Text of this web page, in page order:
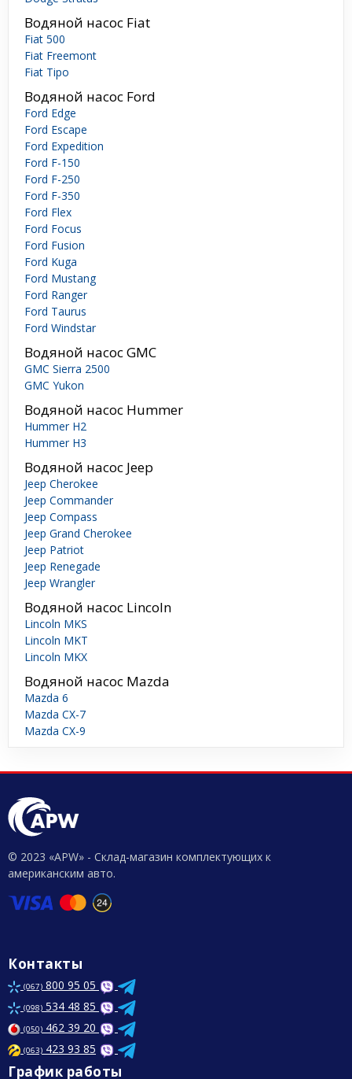
Водяной насос Fiat
Fiat 500
Fiat Freemont
Fiat Tipo
Водяной насос Ford
Ford Edge
Ford Escape
Ford Expedition
Ford F-150
Ford F-250
Ford F-350
Ford Flex
Ford Focus
Ford Fusion
Ford Kuga
Ford Mustang
Ford Ranger
Ford Taurus
Ford Windstar
Водяной насос GMC
GMC Sierra 2500
GMC Yukon
Водяной насос Hummer
Hummer H2
Hummer H3
Водяной насос Jeep
Jeep Cherokee
Jeep Commander
Jeep Compass
Jeep Grand Cherokee
Jeep Patriot
Jeep Renegade
Jeep Wrangler
Водяной насос Lincoln
Lincoln MKS
Lincoln MKT
Lincoln MKX
Водяной насос Mazda
Mazda 6
Mazda CX-7
Mazda CX-9
© 2023 «APW» - Склад-магазин комплектующих к
американским авто.
Контакты
(067) 800 95 05
(098) 534 48 85
(050) 462 39 20
(063) 423 93 85
График работы